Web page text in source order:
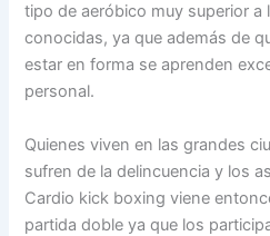
tipo de aeróbico muy superior a
conocidas, ya que además de
estar en forma se aprenden
personal.
Quienes viven en las grandes
sufren de la delincuencia y los
Cardio kick boxing viene
partida doble ya que los